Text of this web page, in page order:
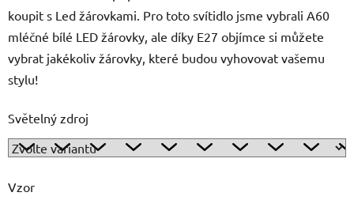
koupit s Led žárovkami. Pro toto svítidlo jsme vybrali A60
mléčné bílé LED žárovky, ale díky E27 objímce si můžete
vybrat jakékoliv žárovky, které budou vyhovovat vašemu
stylu!
Světelný zdroj
Vzor